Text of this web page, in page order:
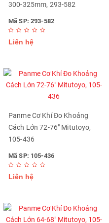
300-325mm, 293-582
Mã SP: 293-582
Liên hệ
Panme Cơ Khí Đo Khoảng
Cách Lớn 72-76" Mitutoyo,
105-436
Mã SP: 105-436
Liên hệ